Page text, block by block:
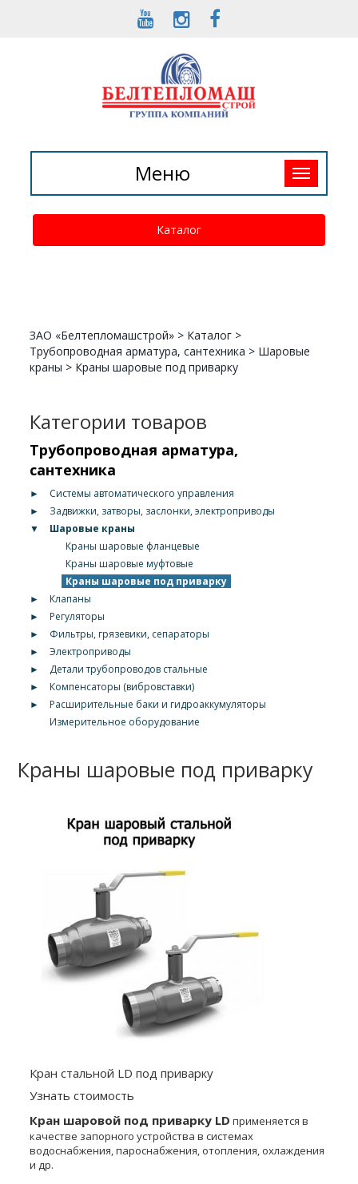
Toggle
navigation
Меню
Каталог
ЗАО «Белтепломашстрой» > Каталог >
Трубопроводная арматура, сантехника > Шаровые
краны > Краны шаровые под приварку
Категории товаров
Трубопроводная арматура,
сантехника
►
Системы автоматического управления
►
Задвижки, затворы, заслонки, электроприводы
▼
Шаровые краны
Краны шаровые фланцевые
Краны шаровые муфтовые
Краны шаровые под приварку
►
Клапаны
►
Регуляторы
►
Фильтры, грязевики, сепараторы
►
Электроприводы
►
Детали трубопроводов стальные
►
Компенсаторы (вибровставки)
►
Расширительные баки и гидроаккумуляторы
Измерительное оборудование
Краны шаровые под приварку
Кран стальной LD под приварку
Узнать стоимость
Кран шаровой под приварку LD применяется в
качестве запорного устройства в системах
водоснабжения, пароснабжения, отопления, охлаждения
и др.